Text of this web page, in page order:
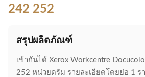
242 252
สรุปผลิตภัณฑ์
เข้ากันได้ Xerox Workcentre
252 หน่วยดรัม รายละเอียดโดยย่อ 1 ร